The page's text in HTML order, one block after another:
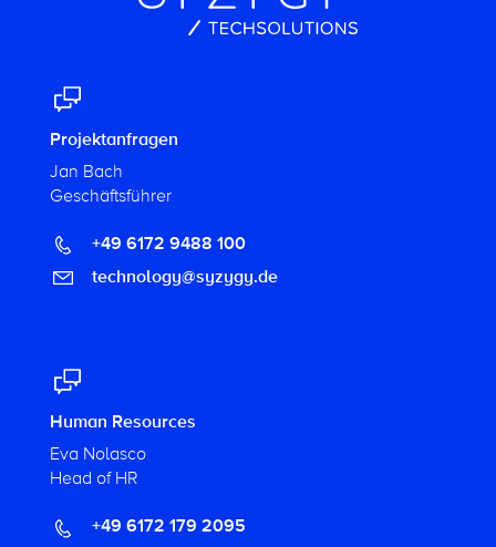
Projektanfragen
Jan Bach
Geschäftsführer
+49 6172 9488 100
technology@syzygy.de
Human Resources
Eva Nolasco
Head of HR
+49 6172 179 2095